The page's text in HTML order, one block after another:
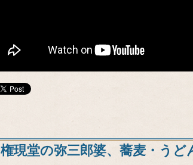
権現堂の弥三郎婆、蕎麦・うど